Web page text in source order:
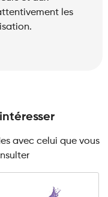
les
avec celui que vous